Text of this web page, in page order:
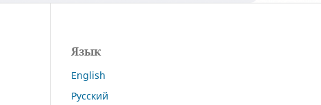
Язык
English
Русский